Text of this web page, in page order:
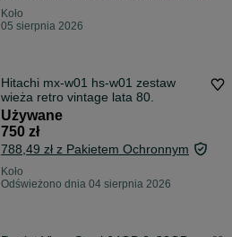
Koło
05 sierpnia 2026
Hitachi mx-w01 hs-w01 zestaw
wieża retro vintage lata 80.
Używane
750 zł
788,49 zł z Pakietem Ochronnym
Koło
Odświeżono dnia 04 sierpnia 2026